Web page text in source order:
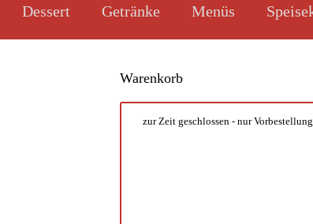
Dessert Getränke Menüs
Warenkorb
zur Zeit geschlossen - nur